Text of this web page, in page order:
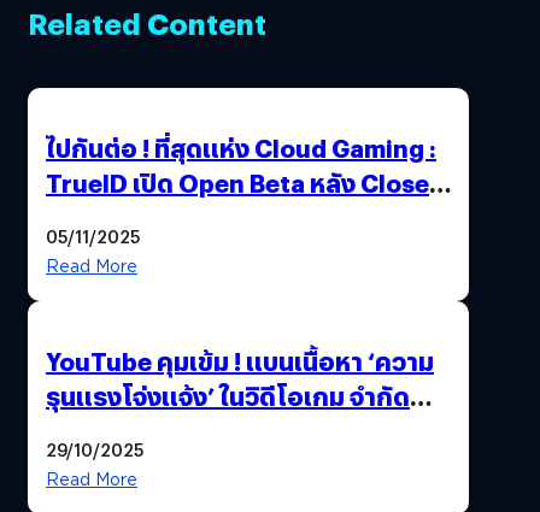
Related Content
ไปกันต่อ ! ที่สุดแห่ง Cloud Gaming :
TrueID เปิด Open Beta หลัง Close
Thailand Game Show 2025 ทะลุ 15
05/11/2025
Read More
YouTube คุมเข้ม ! แบนเนื้อหา ‘ความ
รุนแรงโจ่งแจ้ง’ ในวิดีโอเกม จำกัด
29/10/2025
Read More